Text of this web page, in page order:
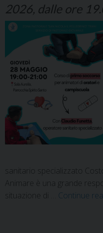
2026, dalle ore
sanitario specializzato
Animare è una grande
situazione di … Continue